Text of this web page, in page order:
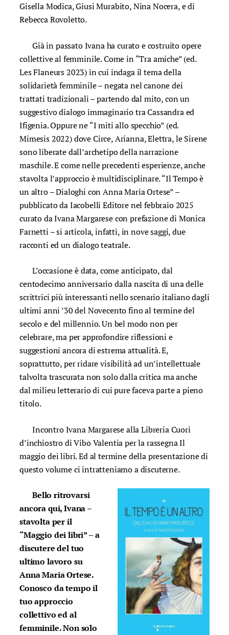
Gisella Modica, Giusi Murabito, Nina Nocera, e di
Rebecca Rovoletto.
Già in passato Ivana ha curato e costruito opere
collettive al femminile. Come in “Tra amiche” (ed.
Les Flaneurs 2023) in cui indaga il tema della
solidarietà femminile – negata nel canone dei
trattati tradizionali – partendo dal mito, con un
suggestivo dialogo immaginario tra Cassandra ed
Ifigenia. Oppure ne “I miti allo specchio” (ed.
Mimesis 2022) dove Circe, Arianna, Elettra, le Sirene
sono liberate dall’archetipo della narrazione
maschile. E come nelle precedenti esperienze, anche
stavolta l’approccio è multidisciplinare. “Il Tempo è
un altro – Dialoghi con Anna Maria Ortese” –
pubblicato da Iacobelli Editore nel febbraio 2025
curato da Ivana Margarese con prefazione di Monica
Farnetti – si articola, infatti, in nove saggi, due
racconti ed un dialogo teatrale.
L’occasione è data, come anticipato, dal
centodecimo anniversario dalla nascita di una delle
scrittrici più interessanti nello scenario italiano dagli
ultimi anni ’30 del Novecento fino al termine del
secolo e del millennio. Un bel modo non per
celebrare, ma per approfondire riflessioni e
suggestioni ancora di estrema attualità. E,
soprattutto, per ridare visibilità ad un’intellettuale
talvolta trascurata non solo dalla critica ma anche
dal milieu letterario di cui pure faceva parte a pieno
titolo.
Incontro Ivana Margarese alla Libreria Cuori
d’inchiostro di Vibo Valentia per la rassegna Il
maggio dei libri. Ed al termine della presentazione di
questo volume ci intratteniamo a discuterne.
Bello ritrovarsi
ancora qui, Ivana –
stavolta per il
“Maggio dei libri” – a
discutere del tuo
ultimo lavoro su
Anna Maria Ortese.
Conosco da tempo il
tuo approccio
collettivo ed al
femminile. Non solo